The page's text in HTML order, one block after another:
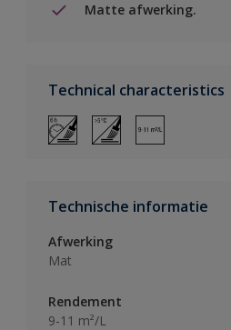
Matte afwerking.
Technical characteristics
Technische informatie
Afwerking
Mat
Rendement
9-11 m²/L